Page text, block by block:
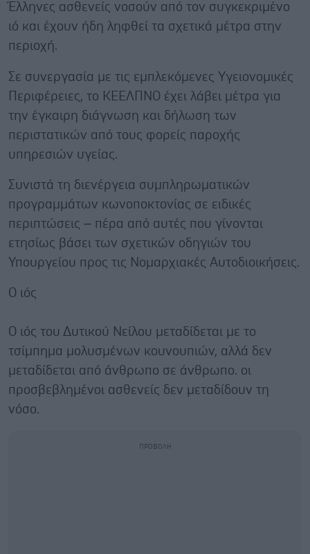
Έλληνες ασθενείς νοσούν από τον συγκεκριμένο
ιό και έχουν ήδη ληφθεί τα σχετικά μέτρα στην
περιοχή.
Σε συνεργασία με τις εμπλεκόμενες Υγειονομικές
Περιφέρειες, το ΚΕΕΛΠΝΟ έχει λάβει μέτρα για
την έγκαιρη διάγνωση και δήλωση των
περιστατικών από τους φορείς παροχής
υπηρεσιών υγείας.
Συνιστά τη διενέργεια συμπληρωματικών
προγραμμάτων κωνοποκτονίας σε ειδικές
περιπτώσεις – πέρα από αυτές που γίνονται
ετησίως βάσει των σχετικών οδηγιών του
Υπουργείου προς τις Νομαρχιακές Αυτοδιοικήσεις.
Ο ιός
Ο ιός του Δυτικού Νείλου μεταδίδεται με το
τσίμπημα μολυσμένων κουνουπιών, αλλά δεν
μεταδίδεται από άνθρωπο σε άνθρωπο. οι
προσβεβλημένοι ασθενείς δεν μεταδίδουν τη
νόσο.